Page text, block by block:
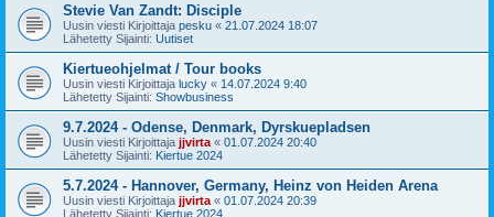
Stevie Van Zandt: Disciple
Uusin viesti Kirjoittaja pesku « 21.07.2024 18:07
Lähetetty Sijainti: Uutiset
Kiertueohjelmat / Tour books
Uusin viesti Kirjoittaja lucky « 14.07.2024 9:40
Lähetetty Sijainti: Showbusiness
9.7.2024 - Odense, Denmark, Dyrskuepladsen
Uusin viesti Kirjoittaja jjvirta « 01.07.2024 20:40
Lähetetty Sijainti: Kiertue 2024
5.7.2024 - Hannover, Germany, Heinz von Heiden Arena
Uusin viesti Kirjoittaja jjvirta « 01.07.2024 20:39
Lähetetty Sijainti: Kiertue 2024